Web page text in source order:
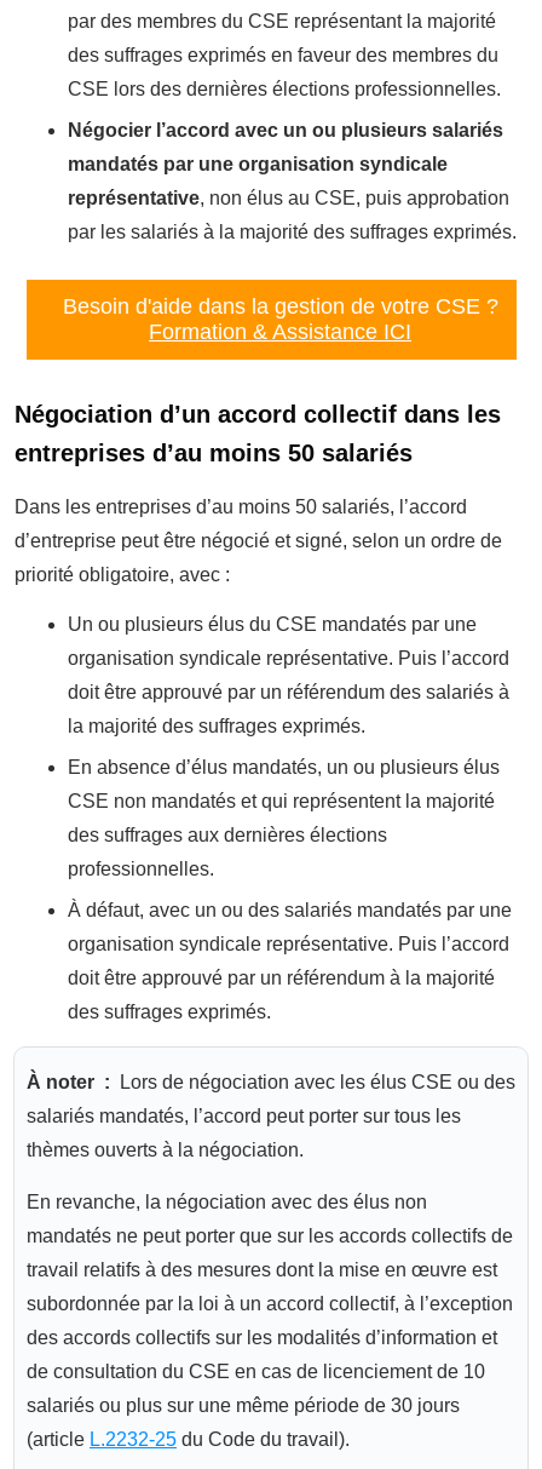
par des membres du CSE représentant la majorité
des suffrages exprimés en faveur des membres du
CSE lors des dernières élections professionnelles.
Négocier l’accord avec un ou plusieurs salariés
mandatés par une organisation syndicale
représentative, non élus au CSE, puis approbation
par les salariés à la majorité des suffrages exprimés.
Besoin d'aide dans la gestion de votre CSE ?
Formation & Assistance ICI
Négociation d’un accord collectif dans les
entreprises d’au moins 50 salariés
Dans les entreprises d’au moins 50 salariés, l’accord
d’entreprise peut être négocié et signé, selon un ordre de
priorité obligatoire, avec :
Un ou plusieurs élus du CSE mandatés par une
organisation syndicale représentative. Puis l’accord
doit être approuvé par un référendum des salariés à
la majorité des suffrages exprimés.
En absence d’élus mandatés, un ou plusieurs élus
CSE non mandatés et qui représentent la majorité
des suffrages aux dernières élections
professionnelles.
À défaut, avec un ou des salariés mandatés par une
organisation syndicale représentative. Puis l’accord
doit être approuvé par un référendum à la majorité
des suffrages exprimés.
À noter :
Lors de négociation avec les élus CSE ou des
salariés mandatés, l’accord peut porter sur tous les
thèmes ouverts à la négociation.
En revanche, la négociation avec des élus non
mandatés ne peut porter que sur les accords collectifs de
travail relatifs à des mesures dont la mise en œuvre est
subordonnée par la loi à un accord collectif, à l’exception
des accords collectifs sur les modalités d’information et
de consultation du CSE en cas de licenciement de 10
salariés ou plus sur une même période de 30 jours
(article L.2232-25 du Code du travail).